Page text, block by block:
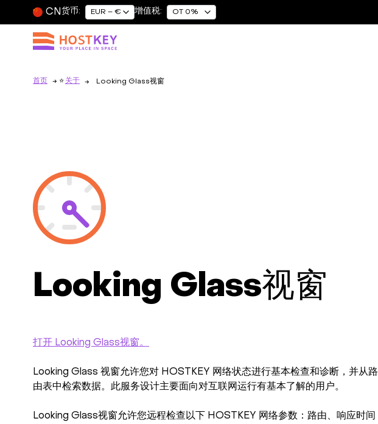
CN 货币: EUR – € 增值税: OT 0%
首页 关于 Looking Glass视窗
Looking Glass视窗
打开 Looking Glass视窗。
Looking Glass 视窗允许您对 HOSTKEY 网络状态进行基本检查和诊断，并从路
由表中检索数据。此服务设计主要面向对互联网运行有基本了解的用户。
Looking Glass视窗允许您远程检查以下 HOSTKEY 网络参数：路由、响应时间